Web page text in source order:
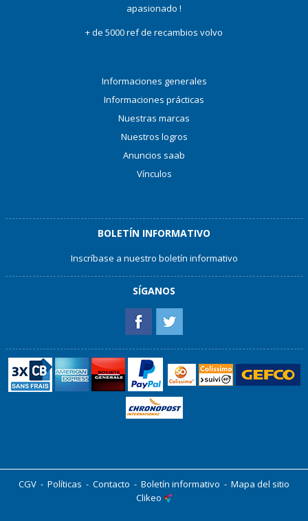
apasionado !
+ de 5000 ref de recambios volvo
Informaciones generales
Informaciones prácticas
Nuestras marcas
Nuestros logros
Anuncios saab
Vínculos
BOLETÍN INFORMATIVO
Inscríbase a nuestro boletín informativo
SÍGANOS
CGV - Políticas - Contacto - Boletín informativo - Mapa del sitio
Clikeo